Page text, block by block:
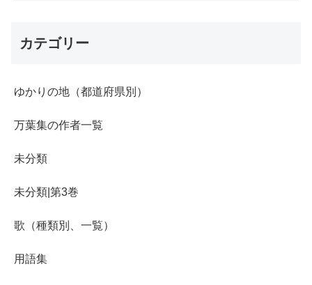
カテゴリー
ゆかりの地（都道府県別）
万葉集の作者一覧
未分類
未分類|第3巻
歌（種類別、一覧）
用語集